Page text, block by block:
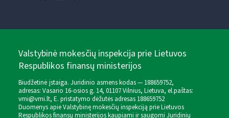
Valstybinė mokesčių inspekcija prie Lietuvos
Respublikos finansų ministerijos
Biudžetinė įstaiga. Juridinio asmens kodas — 188659752,
adresas: Vasario 16-osios g. 14, 01107 Vilnius, Lietuva, el.paštas:
vmi@vmi.lt, E. pristatymo dėžutės adresas 188659752
Duomenys apie Valstybinę mokesčių inspekciją prie Lietuvos
Respublikos finansų ministerijos kaupiami ir saugomi Juridinių